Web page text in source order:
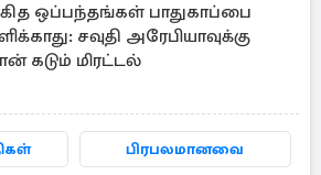
ஒப்பந்தங்கள் பாதுகாப்பை
சவுதி அரேபியாவுக்கு
கடும் மிரட்டல்
பிரபலமானவை